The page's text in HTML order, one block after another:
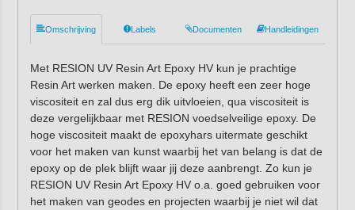
Omschrijving Labels Documenten Handleidingen
Met RESION UV Resin Art Epoxy HV kun je prachtige
Resin Art werken maken. De epoxy heeft een zeer hoge
viscositeit en zal dus erg dik uitvloeien, qua viscositeit is
deze vergelijkbaar met RESION voedselveilige epoxy. De
hoge viscositeit maakt de epoxyhars uitermate geschikt
voor het maken van kunst waarbij het van belang is dat de
epoxy op de plek blijft waar jij deze aanbrengt. Zo kun je
RESION UV Resin Art Epoxy HV o.a. goed gebruiken voor
het maken van geodes en projecten waarbij je niet wil dat